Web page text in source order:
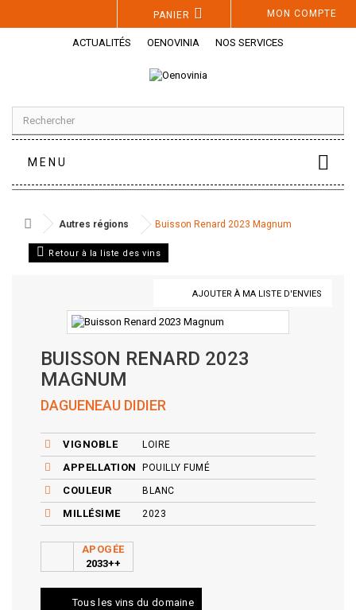
MON COMPTE
PANIER
ACTUALITÉS OENOVINIA NOS SERVICES
MENU
Autres régions Buisson Renard 2023 Magnum
AJOUTER À MA LISTE D'ENVIES
Retour à la liste des vins
BUISSON RENARD 2023
MAGNUM
DAGUENEAU DIDIER
VIGNOBLE LOIRE
APPELLATION POUILLY FUMÉ
COULEUR BLANC
MILLÉSIME 2023
APOGÉE
2033++
Tous les vins du domaine